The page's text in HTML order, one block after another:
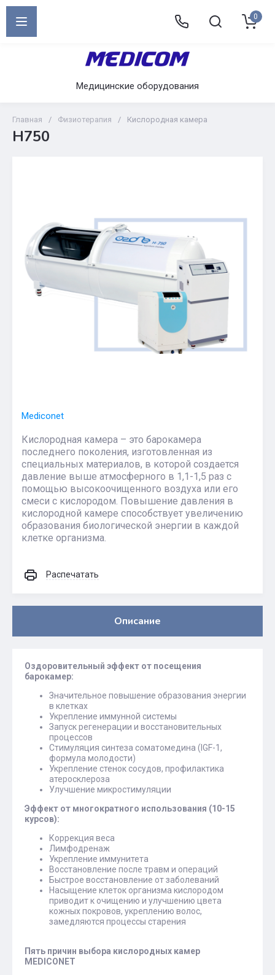
Медицинские оборудования
0
Главная / Физиотерапия / Кислородная камера
H750
Mediconet
Кислородная камера – это барокамера
последнего поколения, изготовленная из
специальных материалов, в которой создается
давление выше атмосферного в 1,1-1,5 раз с
помощью высокоочищенного воздуха или его
смеси с кислородом. Повышение давления в
кислородной камере способствует увеличению
образования биологической энергии в каждой
клетке организма.
Распечатать
Описание
Оздоровительный эффект от посещения
барокамер:
Значительное повышение образования энергии
в клетках
Укрепление иммунной системы
Запуск регенерации и восстановительных
процессов
Стимуляция синтеза соматомедина (IGF-1,
формула молодости)
Укрепление стенок сосудов, профилактика
атеросклероза
Улучшение микростимуляции
Эффект от многократного использования (10-15
курсов):
Коррекция веса
Лимфодренаж
Укрепление иммунитета
Восстановление после травм и операций
Быстрое восстановление от заболеваний
Насыщение клеток организма кислородом
приводит к очищению и улучшению цвета
кожных покровов, укреплению волос,
замедляются процессы старения
Пять причин выбора кислородных камер
MEDICONET